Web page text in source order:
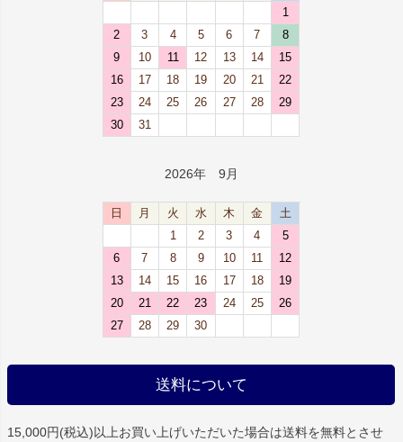
1
2
3 4 5 6 7
8
9
10 11 12 13 14
15
16
17 18 19 20 21
22
23
24 25 26 27 28
29
30
31
2026年 9月
日 月 火 水 木 金
土
1
2 3 4
5
6
7 8 9 10 11
12
13
14 15 16 17 18
19
20
21 22 23 24 25
26
27
28 29 30
送料について
15,000円(税込)以上お買い上げいただいた場合は送料を無料とさせ